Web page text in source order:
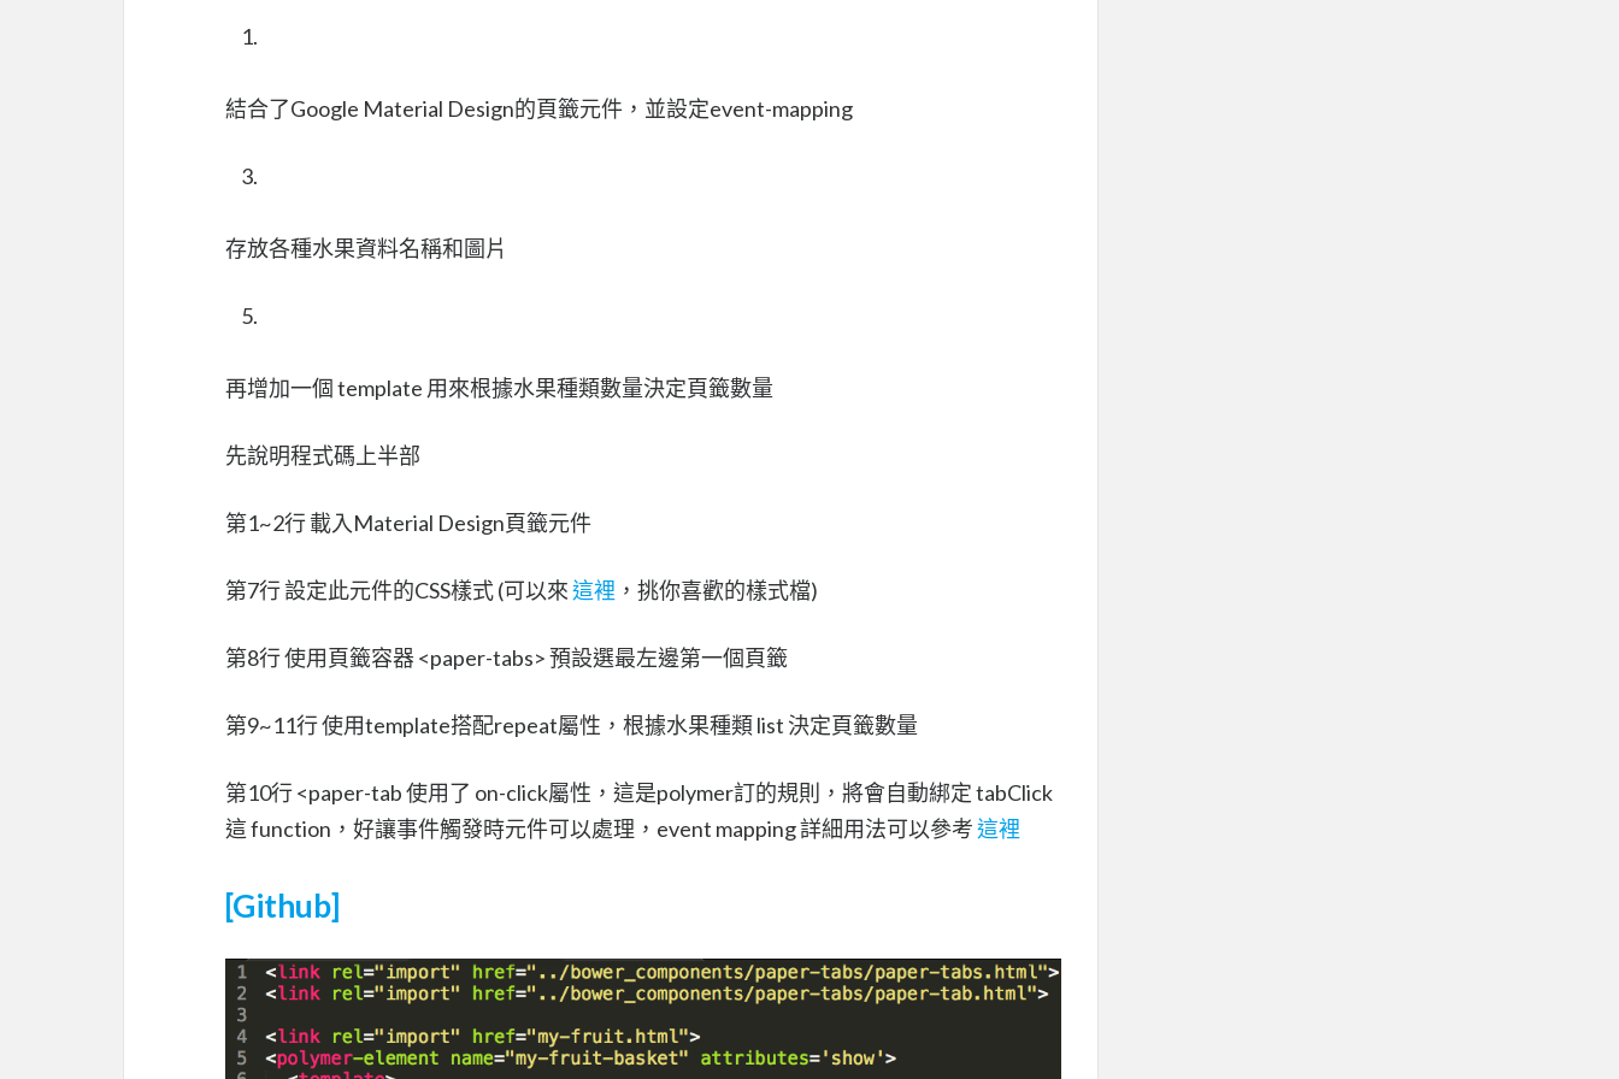
結合了Google Material Design的頁籤元件，並設定event-mapping
存放各種水果資料名稱和圖片
再增加一個 template 用來根據水果種類數量決定頁籤數量
先說明程式碼上半部
第1~2行 載入Material Design頁籤元件
第7行 設定此元件的CSS樣式 (可以來這裡 ，挑你喜歡的樣式檔)
第8行 使用頁籤容器 <paper-tabs> 預設選最左邊第一個頁籤
第9~11行 使用template搭配repeat屬性，根據水果種類 list 決定頁籤數量
第10行 <paper-tab 使用了 on-click屬性，這是polymer訂的規則，將會自動綁定 tabClick
這 function，好讓事件觸發時元件可以處理，event mapping 詳細用法可以參考這裡
[Github]